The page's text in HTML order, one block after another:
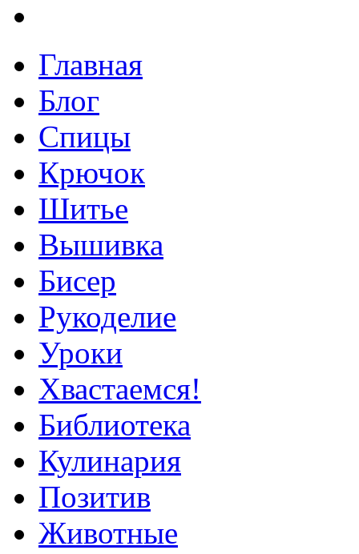
Главная
Блог
Спицы
Крючок
Шитье
Вышивка
Бисер
Рукоделие
Уроки
Хвастаемся!
Библиотека
Кулинария
Позитив
Животные